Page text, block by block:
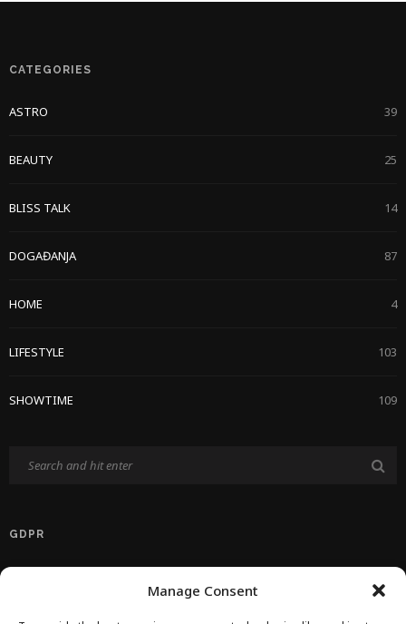
Manage Consent
CATEGORIES
ASTRO 39
BEAUTY 25
BLISS TALK 14
DOGAĐANJA 87
HOME 4
LIFESTYLE 103
SHOWTIME 109
GDPR